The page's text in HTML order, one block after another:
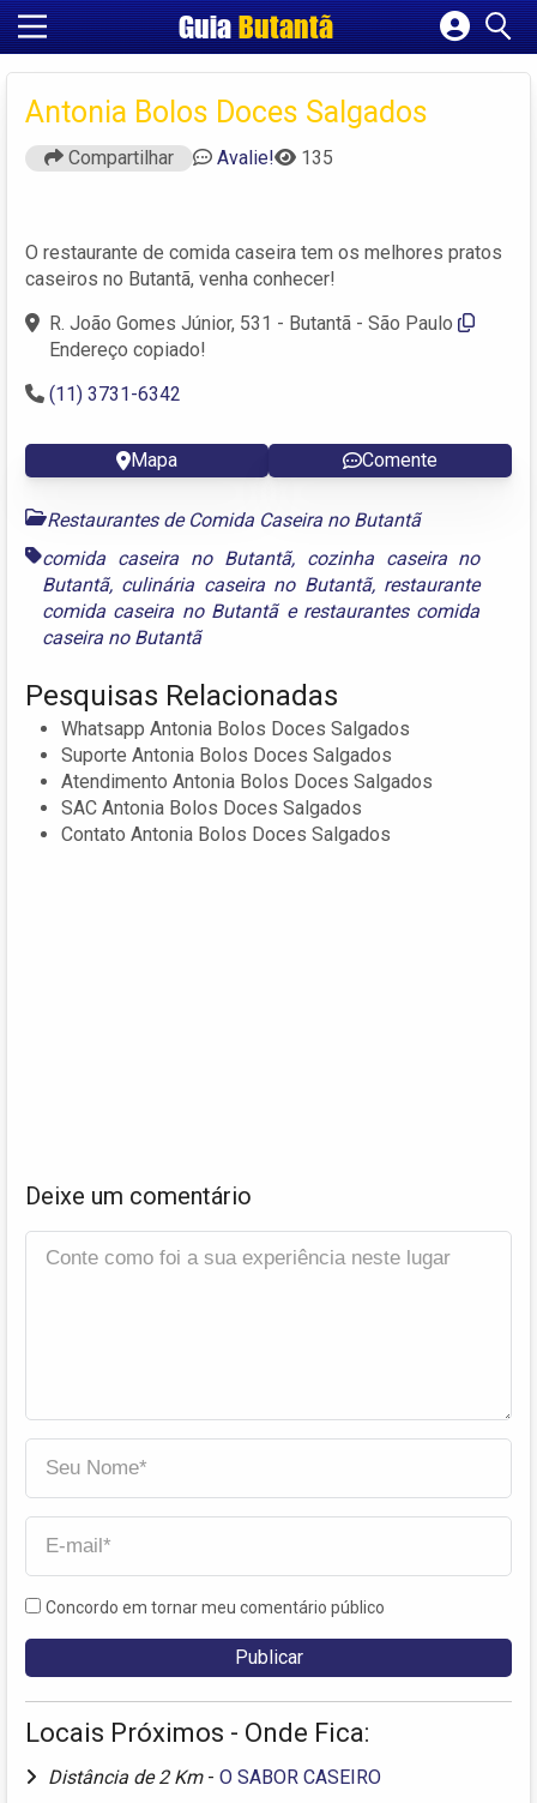
GuiaButantã
Cadastrar empresa
Criar conta
Antonia Bolos Doces Salgados
Compartilhar Avalie! 135
O restaurante de comida caseira tem os melhores pratos
caseiros no Butantã, venha conhecer!
R. João Gomes Júnior, 531 - Butantã - São Paulo
Endereço copiado!
(11) 3731-6342
Mapa Comente
Restaurantes de Comida Caseira no Butantã
comida caseira no Butantã, cozinha caseira no
Butantã, culinária caseira no Butantã, restaurante
comida caseira no Butantãe restaurantes comida
caseira no Butantã
Pesquisas Relacionadas
Whatsapp Antonia Bolos Doces Salgados
Suporte Antonia Bolos Doces Salgados
Atendimento Antonia Bolos Doces Salgados
SAC Antonia Bolos Doces Salgados
Contato Antonia Bolos Doces Salgados
Deixe um comentário
Concordo em tornar meu comentário público
Locais Próximos - Onde Fica:
Distância de 2 Km - O SABOR CASEIRO